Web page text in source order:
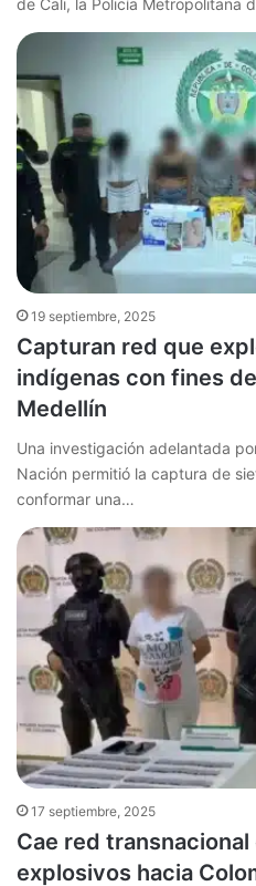
de Cali, la Policía Metropolitana
19 septiembre, 2025
Capturan red que
indígenas con fines
Medellín
Una investigación adelantada
Nación permitió la captura de
conformar una…
17 septiembre, 2025
Cae red
explosivos hacia